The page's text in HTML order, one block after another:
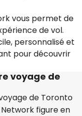
vous permet de
de vol.
personnalisé et
pour découvrir
voyage de
de Toronto
figure en